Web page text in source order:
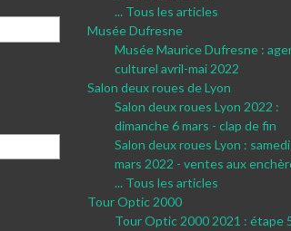
... Tous les articles
Musée Dufresne
Musée Maurice Dufresne :
culturel avril-mai 2022
Salon deux roues de Lyon
Salon deux roues Lyon 2022 :
dimanche 6 mars - clap de fin
Salon deux roues Lyon :
mars 2022 - ventes aux
... Tous les articles
Tour Optic 2000
Tour Optic 2000 2021 : étape